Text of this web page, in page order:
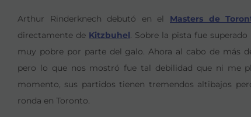
Arthur Rinderknech debutó en el Masters de
directamente de Kitzbuhel. Sobre la pista fue
muy pobre por parte del galo. Ahora al cabo de más
pero lo que nos mostró fue tal debilidad que ni me
momento, sus partidos tienen tremendos altibajos
ronda en Toronto.